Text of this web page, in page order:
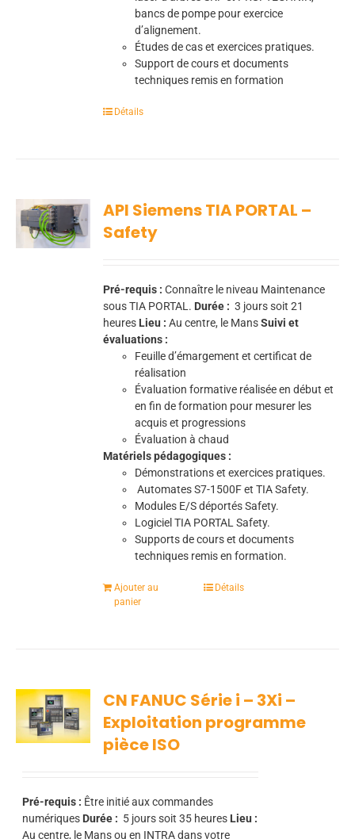
bancs de pompe pour exercice
d’alignement.
Études de cas et exercices pratiques.
Support de cours et documents
techniques remis en formation
Détails
API Siemens TIA PORTAL –
Safety
Pré-requis : Connaître le niveau Maintenance
sous TIA PORTAL. Durée : 3 jours soit 21
heures Lieu : Au centre, le MansSuivi et
évaluations :
Feuille d’émargement et certificat de
réalisation
Évaluation formative réalisée en début et
en fin de formation pour mesurer les
acquis et progressions
Évaluation à chaud
Matériels pédagogiques :
Démonstrations et exercices pratiques.
Automates S7-1500F et TIA Safety.
Modules E/S déportés Safety.
Logiciel TIA PORTAL Safety.
Supports de cours et documents
techniques remis en formation.
Ajouter au
panier
Détails
CN FANUC Série i – 3Xi –
Exploitation programme
pièce ISO
Pré-requis : Être initié aux commandes
numériques Durée : 5 jours soit 35 heures Lieu :
Au centre, le Mans ou en INTRA dans votre